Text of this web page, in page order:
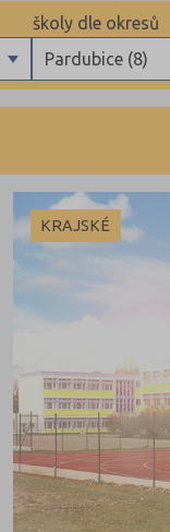
Pardubice (8)
školy dle okresů
Blansko (5)
Brno-město (20)
Brno-venkov (2)
Břeclav (5)
České
Český Krumlov
Děčín (7)
Domažlice (5)
KRAJSKÉ